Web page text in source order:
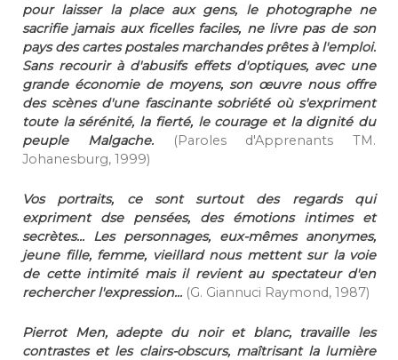
pour laisser la place aux gens, le photographe ne
sacrifie jamais aux ficelles faciles, ne livre pas de son
pays des cartes postales marchandes prêtes à l'emploi.
Sans recourir à d'abusifs effets d'optiques, avec une
grande économie de moyens, son œuvre nous offre
des scènes d'une fascinante sobriété où s'expriment
toute la sérénité, la fierté, le courage et la dignité du
peuple Malgache.
(Paroles d'Apprenants TM.
Johanesburg, 1999)
Vos portraits, ce sont surtout des regards qui
expriment dse pensées, des émotions intimes et
secrètes... Les personnages, eux-mêmes anonymes,
jeune fille, femme, vieillard nous mettent sur la voie
de cette intimité mais il revient au spectateur d'en
rechercher l'expression... (G. Giannuci Raymond, 1987)
Pierrot Men, adepte du noir et blanc, travaille les
contrastes et les clairs-obscurs, maîtrisant la lumière